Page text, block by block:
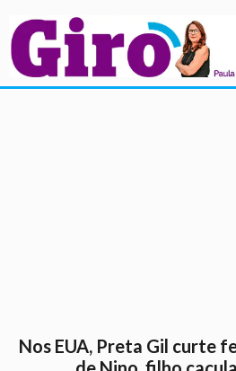
Nos EUA, Preta Gil curte